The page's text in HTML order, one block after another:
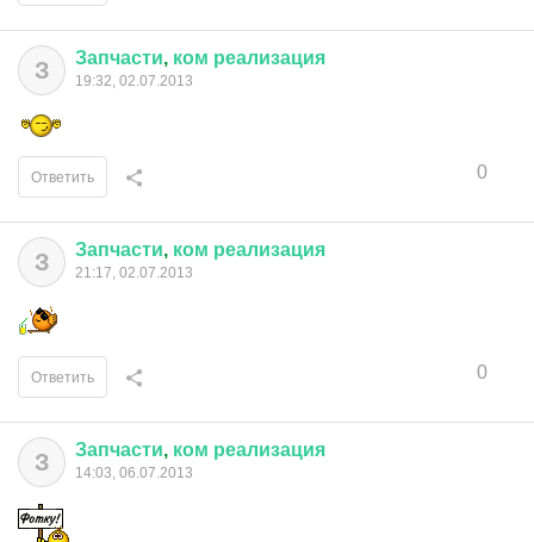
З Запчасти, ком реализация
19:32, 02.07.2013
0
Ответить
З Запчасти, ком реализация
21:17, 02.07.2013
0
Ответить
З Запчасти, ком реализация
14:03, 06.07.2013